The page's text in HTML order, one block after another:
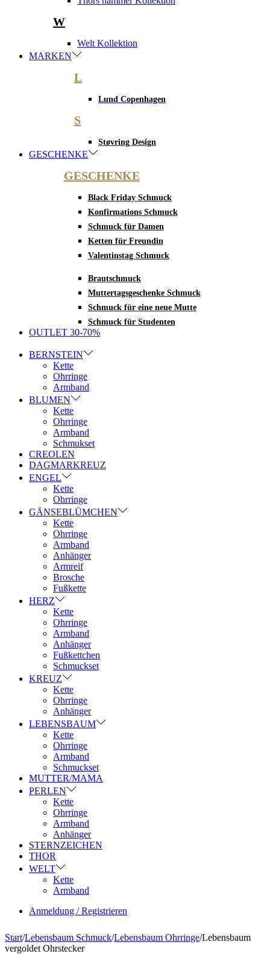
W
Welt Kollektion
MARKEN
L
Lund Copenhagen
S
Støvring Design
GESCHENKE
GESCHENKE
Black Friday Schmuck
Konfirmations Schmuck
Schmuck für Damen
Ketten für Freundin
Valentinstag Schmuck
Brautschmuck
Muttertagsgeschenke Schmuck
Schmuck für eine neue Mutte
Schmuck für Studenten
OUTLET 30-70%
BERNSTEIN
Kette
Ohrringe
Armband
BLUMEN
Kette
Ohrringe
Armband
Schmukset
CREOLEN
DAGMARKREUZ
ENGEL
Kette
Ohrringe
GÄNSEBLÜMCHEN
Kette
Ohrringe
Armband
Anhänger
Armreif
Brosche
Fußkette
HERZ
Kette
Ohrringe
Armband
Anhänger
Fußkettchen
Schmuckset
KREUZ
Kette
Ohrringe
Anhänger
LEBENSBAUM
Kette
Ohrringe
Armband
Schmuckset
MUTTER/MAMA
PERLEN
Kette
Ohrringe
Armband
Anhänger
STERNZEICHEN
THOR
WELT
Kette
Armband
Anmeldung / Registrieren
Start/Lebensbaum Schmuck/Lebensbaum Ohrringe/Lebensbaum
vergoldet Ohrstecker